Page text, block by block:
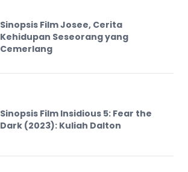
Sinopsis Film Josee, Cerita
Kehidupan Seseorang yang
Cemerlang
Sinopsis Film Insidious 5: Fear the
Dark (2023): Kuliah Dalton